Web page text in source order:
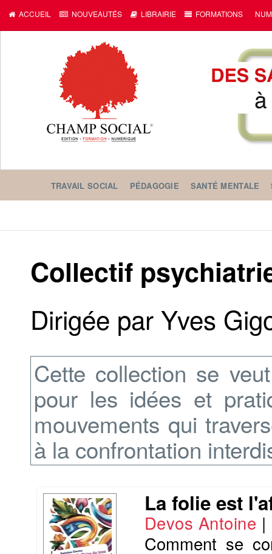
ACCUEIL NOUVEAUTÉS LIBRAIRIE FORMATIONS
TRAVAIL SOCIAL PÉDAGOGIE SANTÉ MENTALE
Collectif
Dirigée par Yves
Cette collection se
pour les idées et
mouvements qui
à la confrontation
La folie est
Devos Antoine |
Comment se